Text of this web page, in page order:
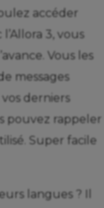
accéder
3, vous
Vous les
messages
derniers
pouvez rappeler
Super facile
langues ? Il